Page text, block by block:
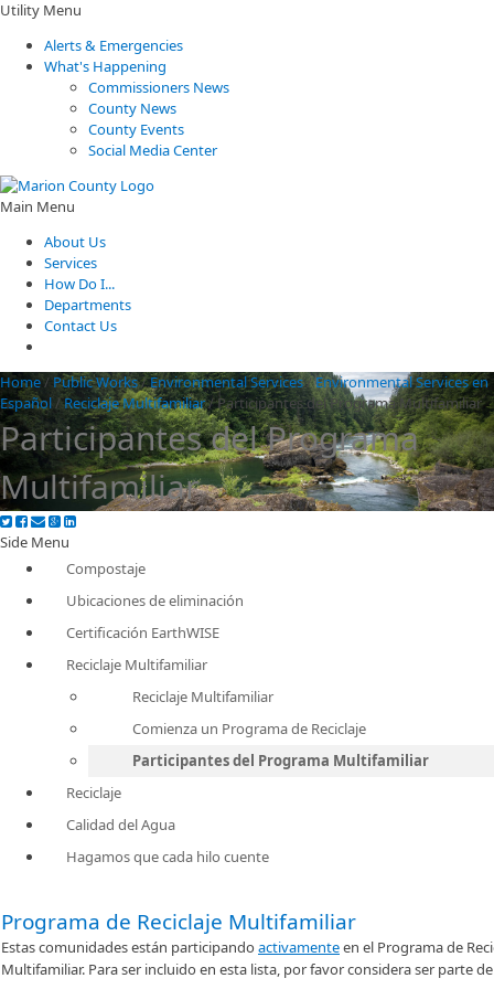
Utility Menu
Alerts & Emergencies
What's Happening
Commissioners News
County News
County Events
Social Media Center
Main Menu
About Us
Services
How Do I...
Departments
Contact Us
Home/ Public Works/Environmental Services/Environmental Services en
Español/Reciclaje Multifamiliar/Participantes del Programa Multifamiliar
Participantes del Programa
Multifamiliar
Side Menu
Compostaje
Ubicaciones de eliminación
Certificación EarthWISE
Reciclaje Multifamiliar
Reciclaje Multifamiliar
Comienza un Programa de Reciclaje
Participantes del Programa Multifamiliar
Reciclaje
Calidad del Agua
Hagamos que cada hilo cuente
Programa de R​​eciclaje Multifamiliar
Estas comunidades están participando activamente en el Programa de
Multifamiliar. Para ser incluido en esta lista, por favor considera ser parte